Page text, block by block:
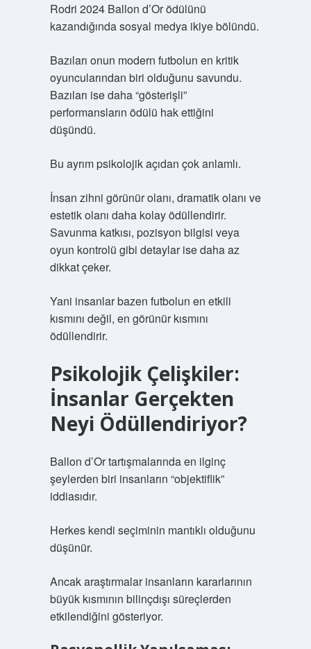
Rodri 2024 Ballon d’Or ödülünü
kazandığında sosyal medya ikiye bölündü.
Bazıları onun modern futbolun en kritik
oyuncularından biri olduğunu savundu.
Bazıları ise daha “gösterişli”
performansların ödülü hak ettiğini
düşündü.
Bu ayrım psikolojik açıdan çok anlamlı.
İnsan zihni görünür olanı, dramatik olanı ve
estetik olanı daha kolay ödüllendirir.
Savunma katkısı, pozisyon bilgisi veya
oyun kontrolü gibi detaylar ise daha az
dikkat çeker.
Yani insanlar bazen futbolun en etkili
kısmını değil, en görünür kısmını
ödüllendirir.
Psikolojik Çelişkiler:
İnsanlar Gerçekten
Neyi Ödüllendiriyor?
Ballon d’Or tartışmalarında en ilginç
şeylerden biri insanların “objektiflik”
iddiasıdır.
Herkes kendi seçiminin mantıklı olduğunu
düşünür.
Ancak araştırmalar insanların kararlarının
büyük kısmının bilinçdışı süreçlerden
etkilendiğini gösteriyor.